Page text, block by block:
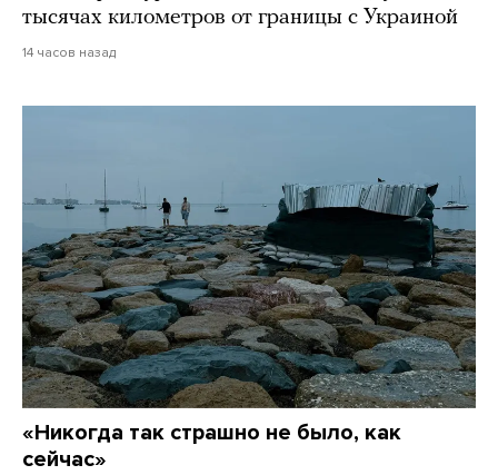
тысячах километров от границы с Украиной
14 часов назад
«Никогда так страшно не было, как
сейчас»